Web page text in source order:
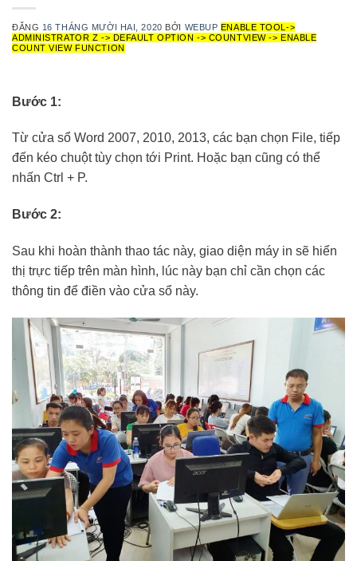
ĐĂNG 16 THÁNG MƯỜI HAI, 2020 BỞI WEBUP ENABLE TOOL->
ADMINISTRATOR Z -> DEFAULT OPTION -> COUNTVIEW -> ENABLE
COUNT VIEW FUNCTION
Bước 1:
Từ cửa sổ Word 2007, 2010, 2013, các bạn chọn File, tiếp
đến kéo chuột tùy chọn tới Print. Hoặc bạn cũng có thể
nhấn Ctrl + P.
Bước 2:
Sau khi hoàn thành thao tác này, giao diện máy in sẽ hiển
thị trực tiếp trên màn hình, lúc này bạn chỉ cần chọn các
thông tin để điền vào cửa sổ này.